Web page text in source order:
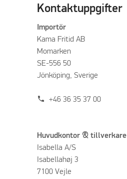
Kontaktuppgifter
Importör
Kama Fritid AB
Momarken
SE-556 50
Jönköping, Sverige
phone +46 36 35 37 00
Huvudkontor & tillverkare
Isabella A/S
Isabellahøj 3
7100 Vejle